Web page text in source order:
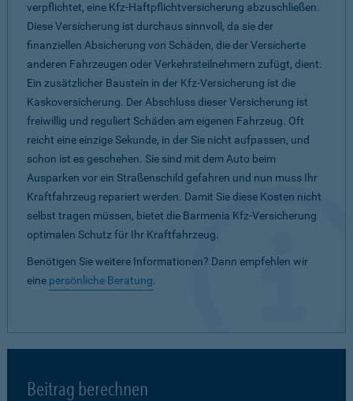
verpflichtet, eine Kfz-Haftpflichtversicherung abzuschließen.
Diese Versicherung ist durchaus sinnvoll, da sie der
finanziellen Absicherung von Schäden, die der Versicherte
anderen Fahrzeugen oder Verkehrsteilnehmern zufügt, dient.
Ein zusätzlicher Baustein in der Kfz-Versicherung ist die
Kaskoversicherung. Der Abschluss dieser Versicherung ist
freiwillig und reguliert Schäden am eigenen Fahrzeug. Oft
reicht eine einzige Sekunde, in der Sie nicht aufpassen, und
schon ist es geschehen. Sie sind mit dem Auto beim
Ausparken vor ein Straßenschild gefahren und nun muss Ihr
Kraftfahrzeug repariert werden. Damit Sie diese Kosten nicht
selbst tragen müssen, bietet die Barmenia Kfz-Versicherung
optimalen Schutz für Ihr Kraftfahrzeug.
Benötigen Sie weitere Informationen? Dann empfehlen wir
eine persönliche Beratung.
Beitrag berechnen